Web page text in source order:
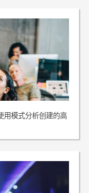
用模式分析创建的高